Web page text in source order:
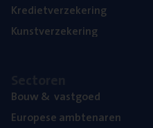
Kre­diet­ver­ze­ke­ring
Kunst­ver­ze­ke­ring
Bouw& vastgoed
Euro­pe­se ambtenaren